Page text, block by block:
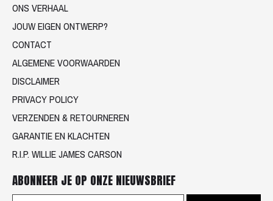
ONS VERHAAL
JOUW EIGEN ONTWERP?
CONTACT
ALGEMENE VOORWAARDEN
DISCLAIMER
PRIVACY POLICY
VERZENDEN & RETOURNEREN
GARANTIE EN KLACHTEN
R.I.P. WILLIE JAMES CARSON
ABONNEER JE OP ONZE NIEUWSBRIEF